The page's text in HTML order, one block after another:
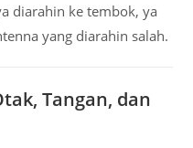
diarahin ke tembok, ya
yang diarahin salah.
Tangan, dan